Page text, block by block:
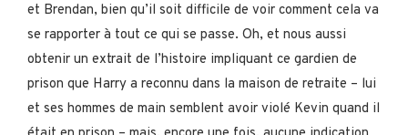
et Brendan, bien qu’il soit difficile de voir comment cela va
se rapporter à tout ce qui se passe. Oh, et nous aussi
obtenir un extrait de l’histoire impliquant ce gardien de
prison que Harry a reconnu dans la maison de retraite – lui
et ses hommes de main semblent avoir violé Kevin quand il